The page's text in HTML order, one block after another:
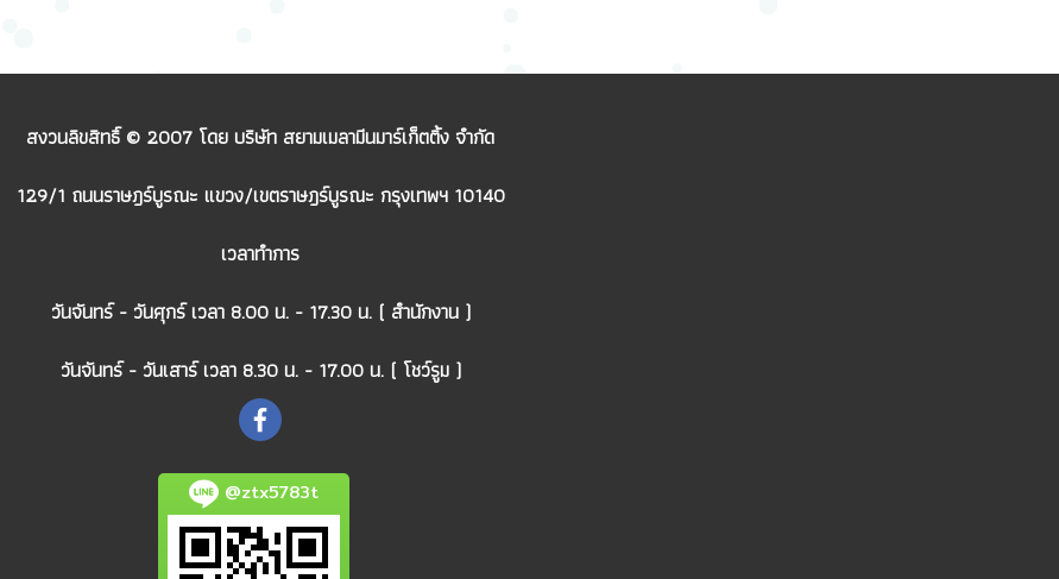
สงวนลิขสิทธิ์ © 2007 โดย บริษัท สยามเมลามีนมาร์เก็ตติ้ง จำกัด
129/1 ถนนราษฎร์บูรณะ แขวง/เขตราษฎร์บูรณะ กรุงเทพฯ 10140
เวลาทำการ
วันจันทร์ - วันศุกร์ เวลา 8.00 น. - 17.30 น. ( สำนักงาน )
วันจันทร์ - วันเสาร์ เวลา 8.30 น. - 17.00 น. ( โชว์รูม )
@ztx5783t